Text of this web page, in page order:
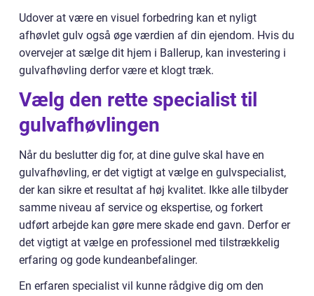
Udover at være en visuel forbedring kan et nyligt
afhøvlet gulv også øge værdien af din ejendom. Hvis du
overvejer at sælge dit hjem i Ballerup, kan investering i
gulvafhøvling derfor være et klogt træk.
Vælg den rette specialist til
gulvafhøvlingen
Når du beslutter dig for, at dine gulve skal have en
gulvafhøvling, er det vigtigt at vælge en gulvspecialist,
der kan sikre et resultat af høj kvalitet. Ikke alle tilbyder
samme niveau af service og ekspertise, og forkert
udført arbejde kan gøre mere skade end gavn. Derfor er
det vigtigt at vælge en professionel med tilstrækkelig
erfaring og gode kundeanbefalinger.
En erfaren specialist vil kunne rådgive dig om den